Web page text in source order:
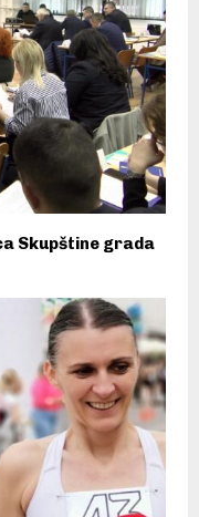
Skupštine grada